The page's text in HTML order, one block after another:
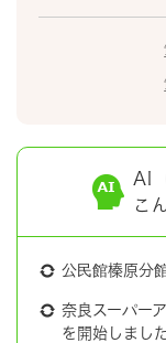
AI
こ
公民館榛原分
奈良スーパー
を開始しまし